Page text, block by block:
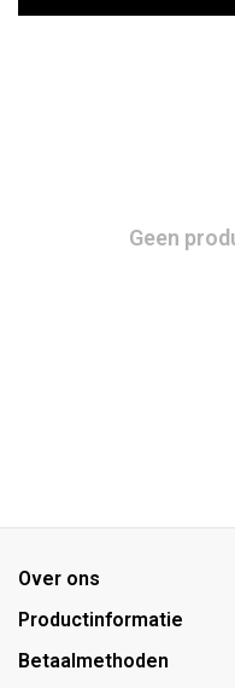
Geen
Over ons
Productinformatie
Betaalmethoden